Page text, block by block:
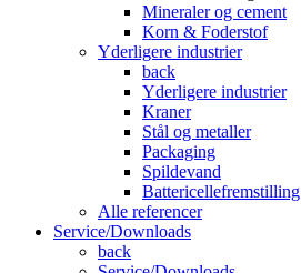
Mineraler og cement
Korn & Foderstof
Yderligere industrier
back
Yderligere industrier
Kraner
Stål og metaller
Packaging
Spildevand
Battericellefremstilling
Alle referencer
Service/Downloads
back